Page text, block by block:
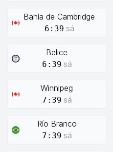
Bahía de Cambridge
6:39 sá
Belice
6:39 sá
Winnipeg
7:39 sá
Río Branco
7:39 sá